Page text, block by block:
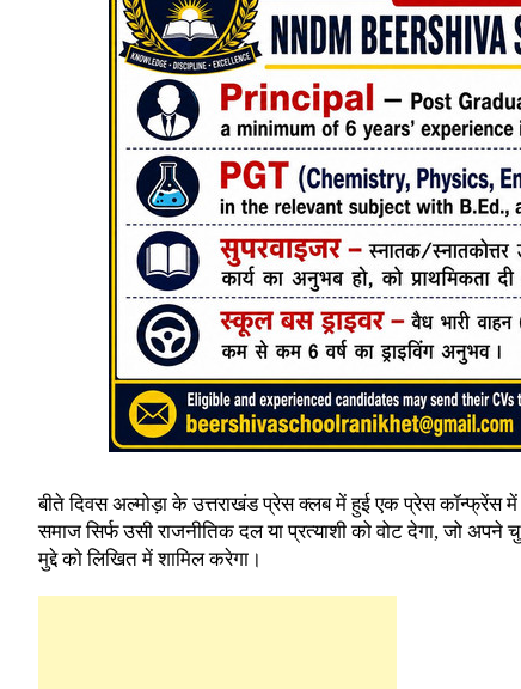
बीते दिवस अल्मोड़ा के उत्तराखंड प्रेस क्लब में हुई एक प्रेस कॉन्फ्रेंस
समाज सिर्फ उसी राजनीतिक दल या प्रत्याशी को वोट देगा, जो
मुद्दे को लिखित में शामिल करेगा।